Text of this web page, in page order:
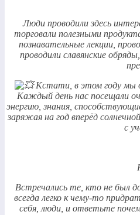
Люди проводили здесь
торговали полезными
познавательные лекции,
проводили славянские
Кстати, в этом году мы
Каждый день нас посещали
энергию, знания,
заряжая на год вперёд
с
Встречались те, кто не был
всегда легко к чему-то
себя, люди, и ответьте